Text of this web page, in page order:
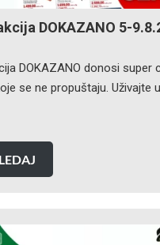
DOKAZANO 5-
DOKAZANO donosi super
se ne propuštaju. Uživajte u